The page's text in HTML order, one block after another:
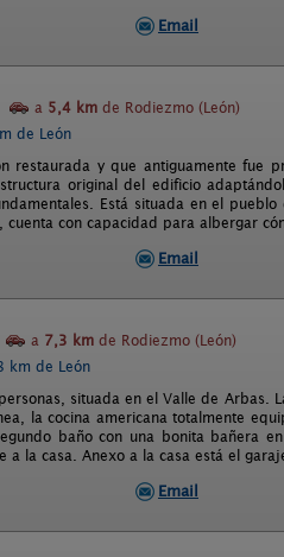
Email
a 5,4 km de Rodiezmo (León)
de León
restaurada y que antiguamente fue
original del edificio
Está situada en el pueblo
con capacidad para albergar
Email
a 7,3 km de Rodiezmo (León)
km de León
situada en el Valle de Arbas.
la cocina americana totalmente
baño con una bonita bañera
la casa. Anexo a la casa está el
Email